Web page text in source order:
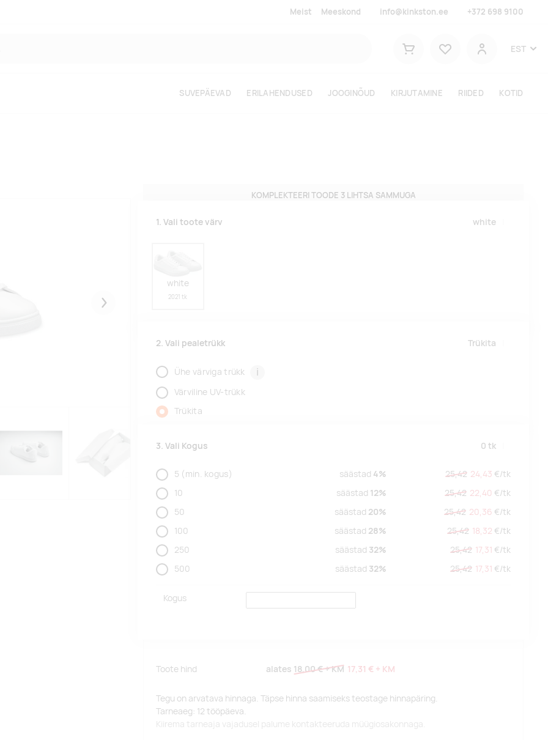
Meist Meeskond info@kinkston.ee +372 698 9100
Ostukorv
Kasutaja
EST
SUVEPÄEVAD ERILAHENDUSED JOOGINÕUD KIRJUTAMINE RIIDED KOTID
Järgmised
KOMPLEKTEERI TOODE 3 LIHTSA SAMMUGA
1. Vali toote värv white
white
2021 tk
2. Vali pealetrükk Trükita
Ühe värviga trükk i
Värviline UV-trükk
Trükita
3. Vali Kogus 0 tk
5 (min. kogus) säästad 4% 25,42 24,43 €/tk
10
säästad 12% 25,42 22,40 €/tk
50
säästad 20% 25,42 20,36 €/tk
100
säästad 28% 25,42 18,32 €/tk
250
säästad 32% 25,42 17,31 €/tk
500
säästad 32% 25,42 17,31 €/tk
Kogus
Toote hind alates 18,00 €+ KM 17,31 € + KM
Tegu on arvatava hinnaga. Täpse hinna saamiseks teostage hinnapäring.
Tarneaeg: 12 tööpäeva.
Kiirema tarneaja vajadusel palume kontakteeruda müügiosakonnaga.